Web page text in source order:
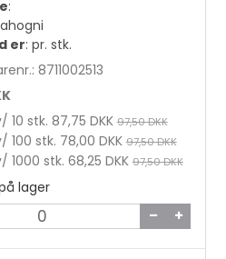
3 mm 50 m
DKK
:
er: pr. stk.
8711002513
10 stk. 87,75 DKK 97,50 DKK
100 stk. 78,00 DKK 97,50 DKK
1000 stk. 68,25 DKK 97,50 DKK
lager